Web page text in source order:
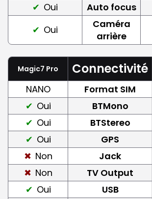
Oui
Auto focus
Oui
Caméra
arrière
Magic7 Pro Connectivité
NANO Format SIM
Oui
BTMono
Oui
BTStereo
Oui
GPS
Non
Jack
Non
TV Output
Oui
USB